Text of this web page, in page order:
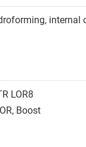
internal
LOR8
Boost